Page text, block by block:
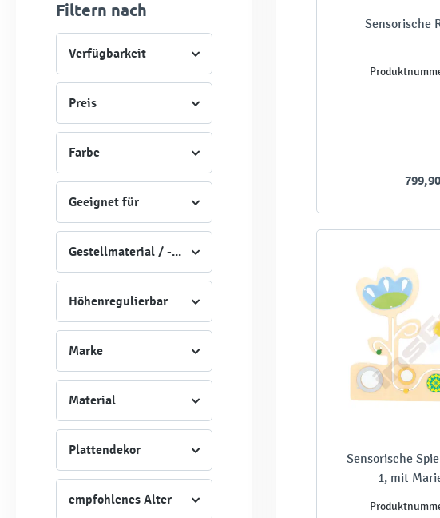
Filtern nach
Verfügbarkeit
Preis
Farbe
Geeignet für
Gestellmaterial / -Art
Höhenregulierbar
Marke
Material
Plattendekor
empfohlenes Alter
Sensorische
Sensorische
1, mit